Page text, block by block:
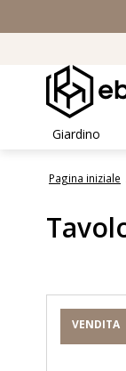
Giardino
Pagina iniziale
VENDITA